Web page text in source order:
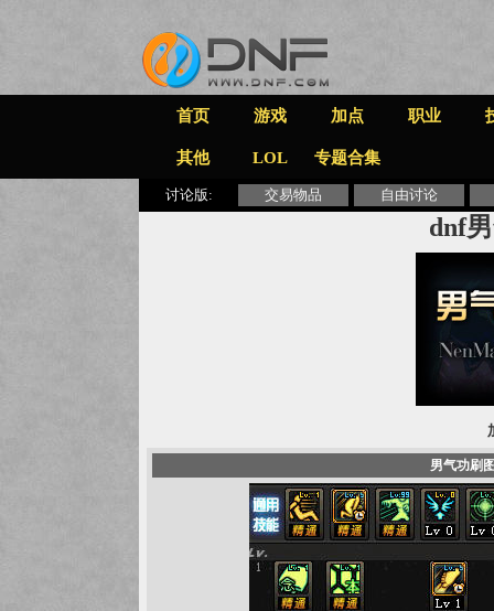
首页 游戏 加点 职业
其他 LOL 专题合集
讨论版: 交易物品 自由讨论
dnf
男气功刷